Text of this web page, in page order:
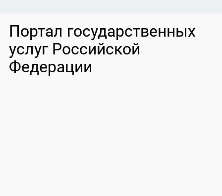
Портал государственных
услуг Российской
Федерации